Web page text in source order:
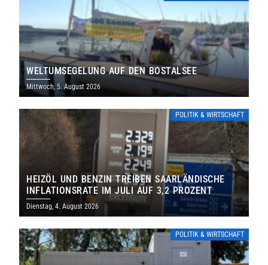
WELTUMSEGELUNG AUF DEN BOSTALSEE
Mittwoch, 5. August 2026
POLITIK & WIRTSCHAFT
HEIZÖL UND BENZIN TREIBEN SAARLÄNDISCHE
INFLATIONSRATE IM JULI AUF 3,2 PROZENT
Dienstag, 4. August 2026
POLITIK & WIRTSCHAFT